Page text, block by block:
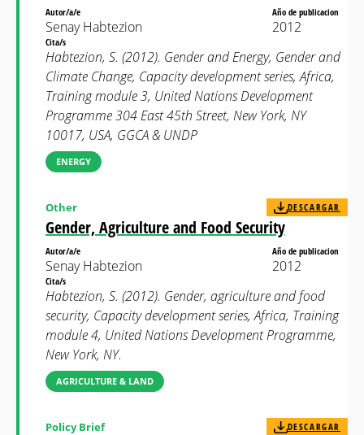
Autor/a/e
Senay Habtezion
Año de publicacion
2012
Cita/s
Habtezion, S. (2012). Gender and Energy, Gender and
Climate Change, Capacity development series, Africa,
Training module 3, United Nations Development
Programme 304 East 45th Street, New York, NY
10017, USA, GGCA & UNDP
ENERGY
Gender, Agriculture and Food Security
Other DESCARGAR
Autor/a/e
Senay Habtezion
Año de publicacion
2012
Cita/s
Habtezion, S. (2012). Gender, agriculture and food
security, Capacity development series, Africa, Training
module 4, United Nations Development Programme,
New York, NY.
AGRICULTURE & LAND
Policy Brief DESCARGAR